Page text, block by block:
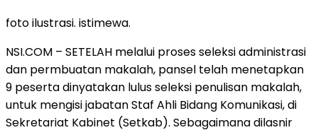
foto ilustrasi. istimewa.
NSI.COM – SETELAH melalui proses seleksi administrasi
dan permbuatan makalah, pansel telah menetapkan
9 peserta dinyatakan lulus seleksi penulisan makalah,
untuk mengisi jabatan Staf Ahli Bidang Komunikasi, di
Sekretariat Kabinet (Setkab). Sebagaimana dilasnir